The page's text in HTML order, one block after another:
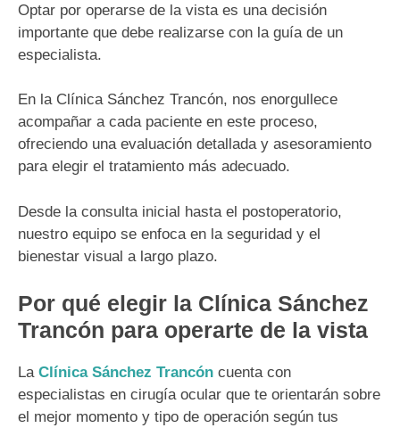
Optar por operarse de la vista es una decisión
importante que debe realizarse con la guía de un
especialista.
En la Clínica Sánchez Trancón, nos enorgullece
acompañar a cada paciente en este proceso,
ofreciendo una evaluación detallada y asesoramiento
para elegir el tratamiento más adecuado.
Desde la consulta inicial hasta el postoperatorio,
nuestro equipo se enfoca en la seguridad y el
bienestar visual a largo plazo.
Por qué elegir la Clínica Sánchez
Trancón para operarte de la vista
La Clínica Sánchez Trancón cuenta con
especialistas en cirugía ocular que te orientarán sobre
el mejor momento y tipo de operación según tus